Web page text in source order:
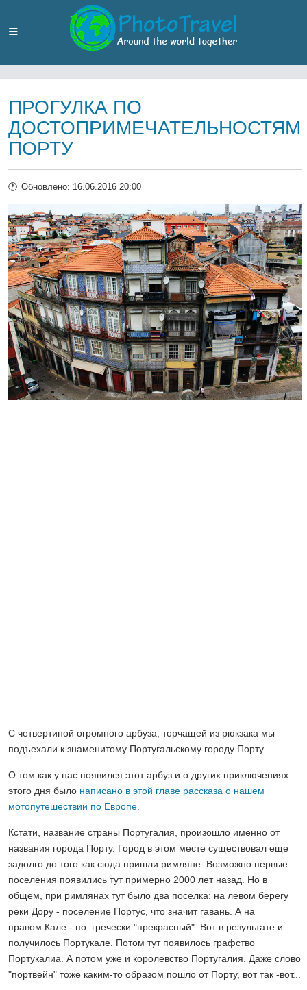
ПРОГУЛКА ПО
ДОСТОПРИМЕЧАТЕЛЬНОСТЯМ
ПОРТУ
Обновлено: 16.06.2016 20:00
С четвертиной огромного арбуза, торчащей из рюкзака мы
подъехали к знаменитому Португальскому городу Порту.
О том как у нас появился этот арбуз и о других приключениях
этого дня было написано в этой главе рассказа о нашем
мотопутешествии по Европе.
Кстати, название страны Португалия, произошло именно от
названия города Порту. Город в этом месте существовал еще
задолго до того как сюда пришли римляне. Возможно первые
поселения появились тут примерно 2000 лет назад. Но в
общем, при римлянах тут было два поселка: на левом берегу
реки Дору - поселение Портус, что значит гавань. А на
правом Кале - по гречески "прекрасный". Вот в результате и
получилось Портукале. Потом тут появилось графство
Портукалиа. А потом уже и королевство Португалия. Даже слово
"портвейн" тоже каким-то образом пошло от Порту, вот так -вот...